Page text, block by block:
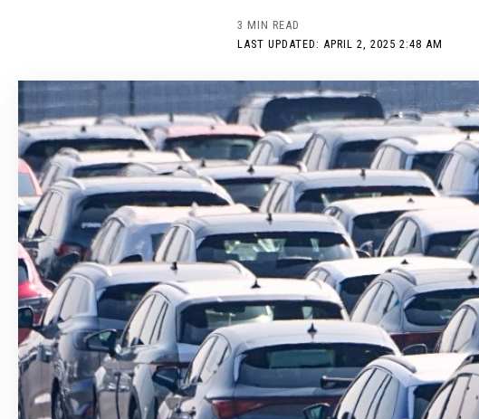
LAST UPDATED: APRIL 2, 2025 2:48 AM
3 MIN READ